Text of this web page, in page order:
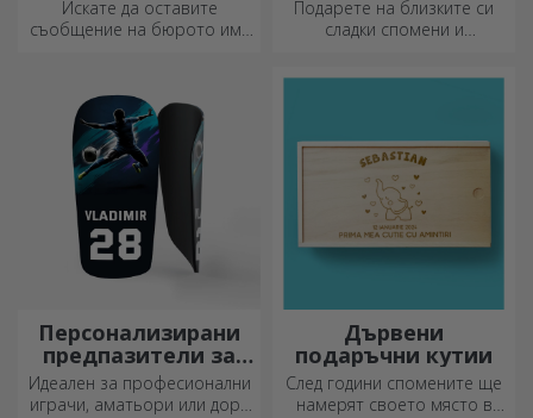
Искате да оставите
съобщение на бюрото им?
държатели за съобщения.
Подарете на близките си
сладки спомени и
персонализиран подарък!
Персонализирани
предпазители за
футбол
Идеален за професионални
играчи, аматьори или дори
Дървени
подаръчни кутии
След години спомените ще
намерят своето място в